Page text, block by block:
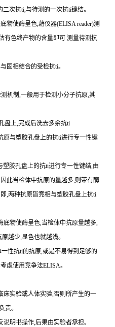
二次抗ti,与待测的一次抗ti键结。
物使酶呈色,藉仪器(ELISA reader)测
有色终产物的含量即可 测量待测抗
固相结合的受检抗ti。
机制,一般用于检测小分子抗原,其
盘上,完成后洗去多余抗ti
原与塑胶孔盘上的抗ti进行专一性键
塑胶孔盘上的抗ti进行专一性键结,由
此当检体中抗原的量越多,则带有酶
,两种抗原皆竞相与塑胶孔盘上抗ti
底物使酶呈色,当检体中抗原量越多,
越少,显色也就越浅。
性抗ti的抗原,或是不易得到足够的
虑使用竞争法ELISA。
床实验或人体实验,否则所产生的一
责。
明书操作,后果由实验者承担。